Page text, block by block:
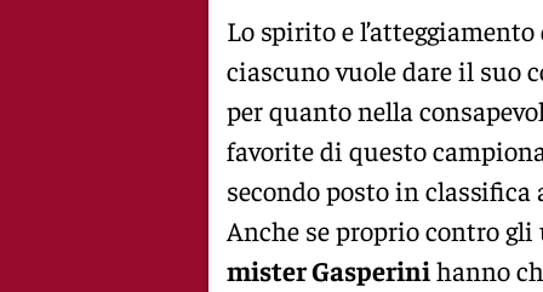
Lo spirito e
ciascuno vuole dare il suo
per quanto nella
favorite di questo
secondo posto in
Anche se proprio contro
mister Gasperinihanno